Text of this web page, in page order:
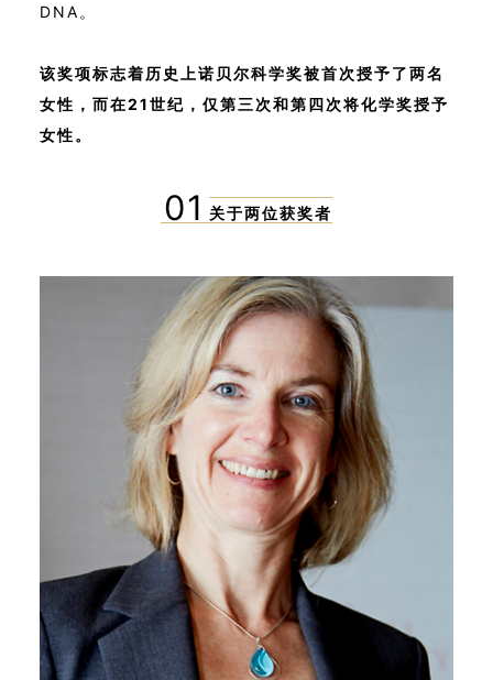
DNA。
该奖项标志着历史上诺贝尔科学奖被首次授予了两名
女性，而在21世纪，仅第三次和第四次将化学奖授予
女性。
01 关于两位获奖者